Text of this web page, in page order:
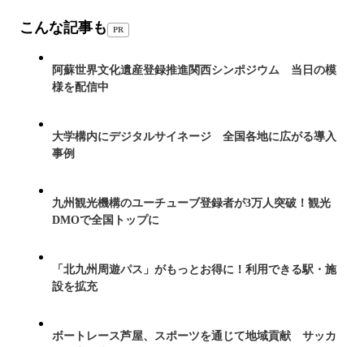
こんな記事も PR
阿蘇世界文化遺産登録推進関西シンポジウム 当日の模
様を配信中
大学構内にデジタルサイネージ 全国各地に広がる導入
事例
九州観光機構のユーチューブ登録者が3万人突破！観光
DMOで全国トップに
「北九州周遊パス」がもっとお得に！利用できる駅・施
設を拡充
ボートレース芦屋、スポーツを通じて地域貢献 サッカ